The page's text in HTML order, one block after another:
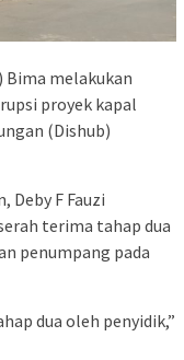
Bima melakukan
proyek kapal
(Dishub)
Deby F Fauzi
terima tahap dua
penumpang pada
dua oleh penyidik,”